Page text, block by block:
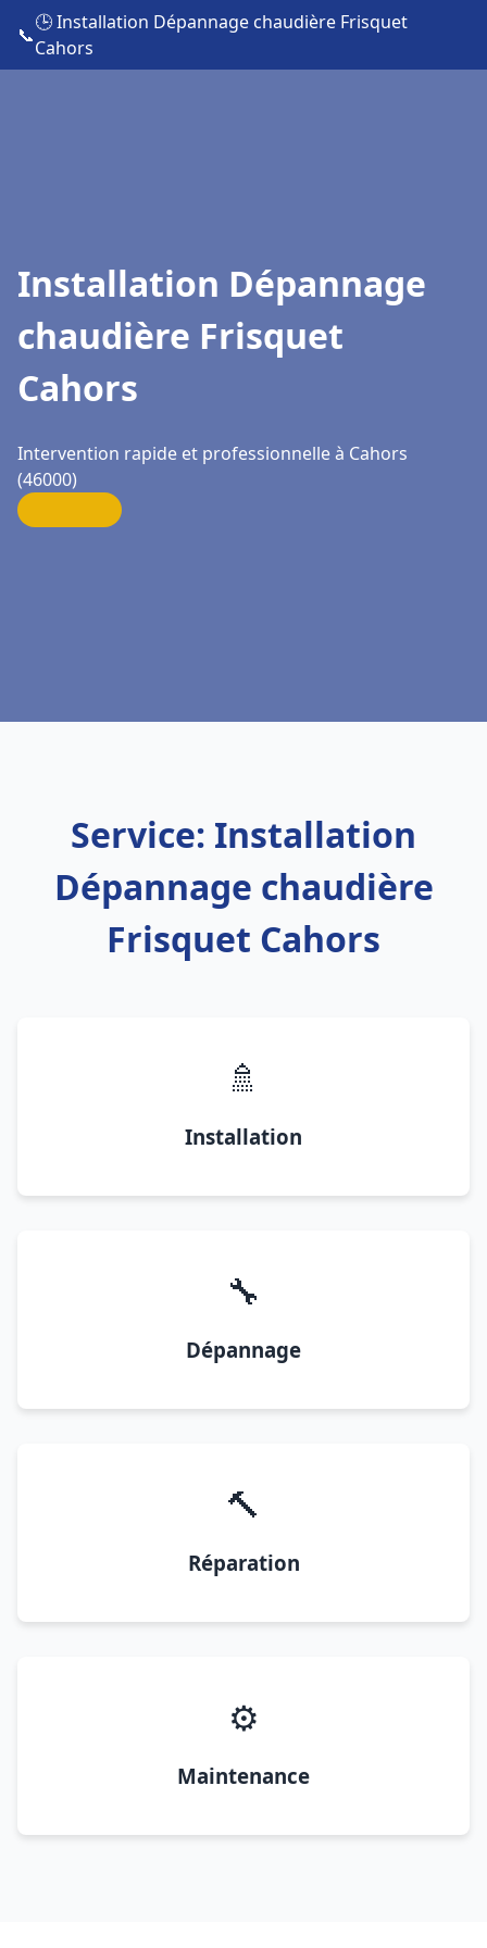
📞
🕒 Installation Dépannage chaudière Frisquet
Cahors
Installation Dépannage
chaudière Frisquet
Cahors
Intervention rapide et professionnelle à Cahors
(46000)
Service: Installation
Dépannage chaudière
Frisquet Cahors
🚿
Installation
🔧
Dépannage
🔨
Réparation
⚙️
Maintenance